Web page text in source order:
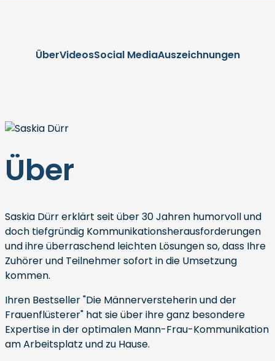
ÜberVideosSocial MediaAuszeichnungen
Über
Saskia Dürr erklärt seit über 30 Jahren humorvoll und
doch tiefgründig Kommunikationsherausforderungen
und ihre überraschend leichten Lösungen so, dass Ihre
Zuhörer und Teilnehmer sofort in die Umsetzung
kommen.
Ihren Bestseller "Die Männerversteherin und der
Frauenflüsterer" hat sie über ihre ganz besondere
Expertise in der optimalen Mann-Frau-Kommunikation
am Arbeitsplatz und zu Hause.